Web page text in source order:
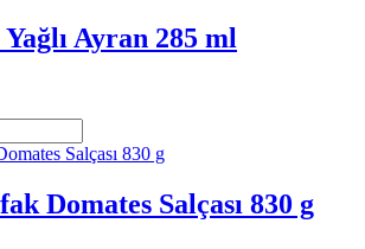
Ayran 285 ml
Domates Salçası 830 g